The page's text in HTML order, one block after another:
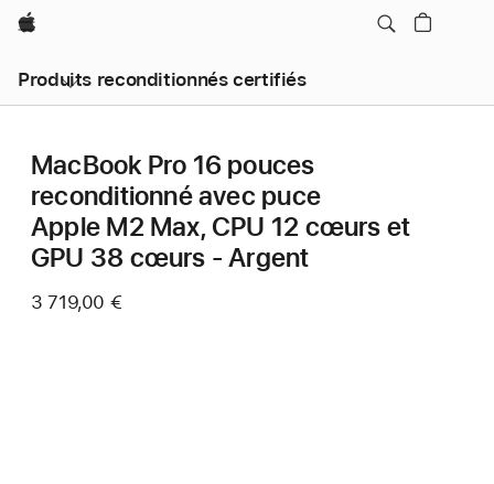
Apple
Produits reconditionnés certifiés
MacBook Pro 16 pouces
reconditionné avec puce
Apple M2 Max, CPU 12 cœurs et
GPU 38 cœurs - Argent
3 719,00 €